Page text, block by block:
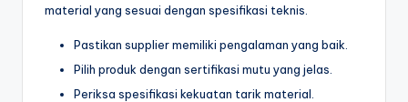
material yang sesuai dengan spesifikasi teknis.
Pastikan supplier memiliki pengalaman yang baik.
Pilih produk dengan sertifikasi mutu yang jelas.
Periksa spesifikasi kekuatan tarik material.